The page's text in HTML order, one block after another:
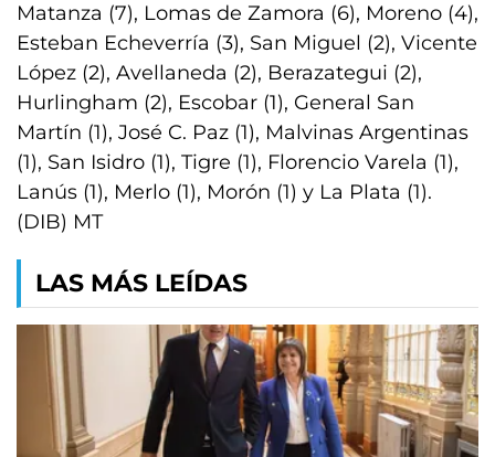
Matanza (7), Lomas de Zamora (6), Moreno (4),
Esteban Echeverría (3), San Miguel (2), Vicente
López (2), Avellaneda (2), Berazategui (2),
Hurlingham (2), Escobar (1), General San
Martín (1), José C. Paz (1), Malvinas Argentinas
(1), San Isidro (1), Tigre (1), Florencio Varela (1),
Lanús (1), Merlo (1), Morón (1) y La Plata (1).
(DIB) MT
LAS MÁS LEÍDAS